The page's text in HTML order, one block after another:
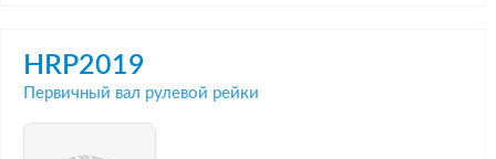
HRP2019
Первичный вал рулевой рейки